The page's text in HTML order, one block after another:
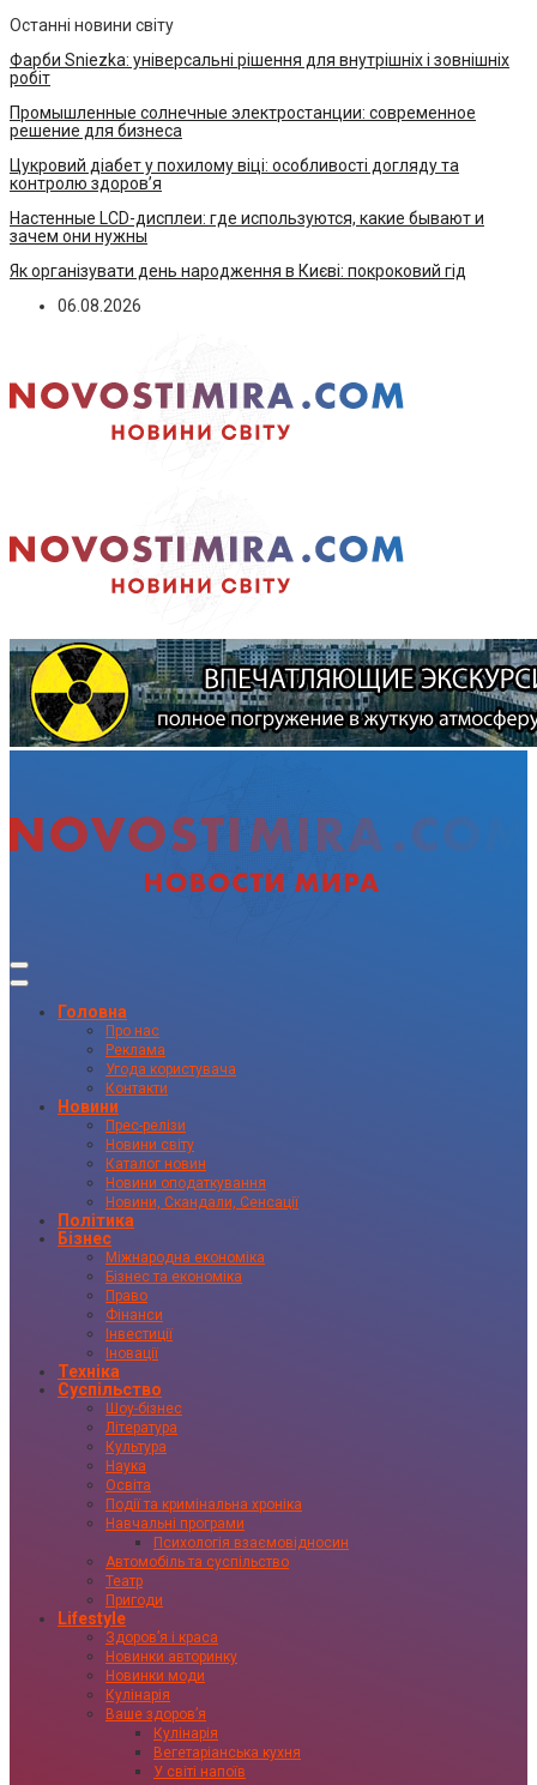
Останні новини світу
Фарби Sniezka: універсальні рішення для внутрішніх і зовнішніх
робіт
Промышленные солнечные электростанции: современное
решение для бизнеса
Цукровий діабет у похилому віці: особливості догляду та
контролю здоров’я
Настенные LCD-дисплеи: где используются, какие бывают и
зачем они нужны
Як організувати день народження в Києві: покроковий гід
06.08.2026
Головна
Про нас
Реклама
Угода користувача
Контакти
Новини
Прес-релізи
Новини світу
Каталог новин
Новини оподаткування
Новини, Скандали, Сенсації
Політика
Бізнес
Міжнародна економіка
Бізнес та економіка
Право
Фінанси
Інвестиції
Іновації
Техніка
Суспільство
Шоу-бізнес
Література
Культура
Наука
Освіта
Події та кримінальна хроніка
Навчальні програми
Психологія взаємовідносин
Автомобіль та суспільство
Театр
Пригоди
Lifestyle
Здоровʼя і краса
Новинки авторинку
Новинки моди
Кулінарія
Ваше здоровʼя
Кулінарія
Вегетаріанська кухня
У світі напоїв